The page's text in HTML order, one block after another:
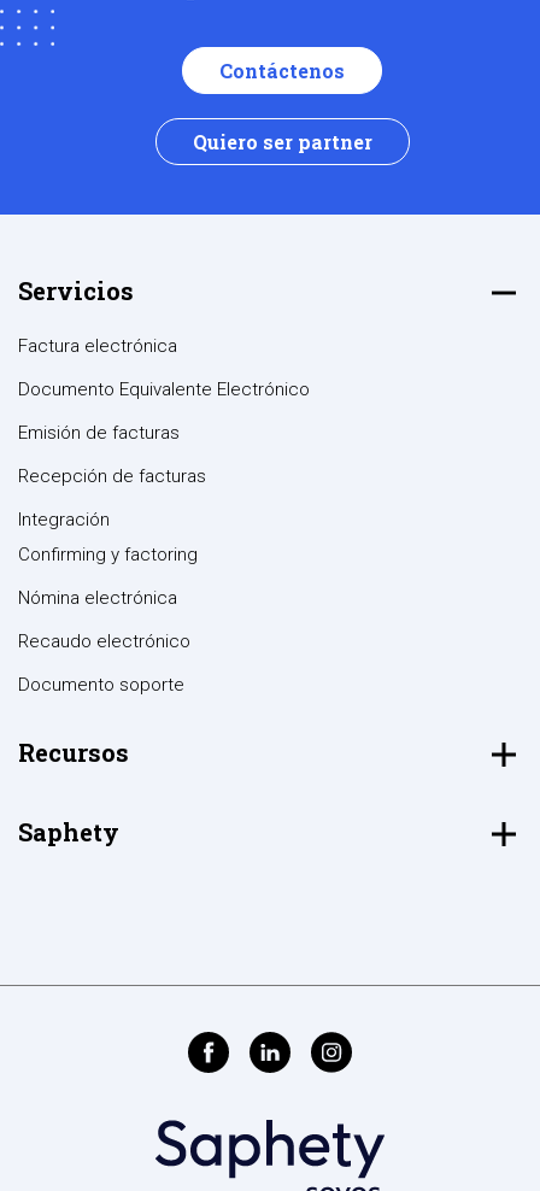
Contáctenos
Quiero ser partner
Servicios
Factura electrónica
Documento Equivalente Electrónico
Emisión de facturas
Recepción de facturas
Integración
Confirming y factoring
Nómina electrónica
Recaudo electrónico
Documento soporte
Recursos
Saphety